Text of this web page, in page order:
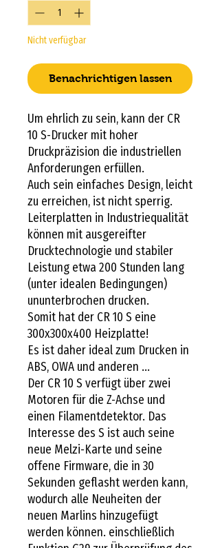
Nicht verfügbar
Benachrichtigen lassen
Um ehrlich zu sein, kann der CR
10 S-Drucker mit hoher
Druckpräzision die industriellen
Anforderungen erfüllen.
Auch sein einfaches Design, leicht
zu erreichen, ist nicht sperrig.
Leiterplatten in Industriequalität
können mit ausgereifter
Drucktechnologie und stabiler
Leistung etwa 200 Stunden lang
(unter idealen Bedingungen)
ununterbrochen drucken.
Somit hat der CR 10 S eine
300x300x400 Heizplatte!
Es ist daher ideal zum Drucken in
ABS, OWA und anderen ...
Der CR 10 S verfügt über zwei
Motoren für die Z-Achse und
einen Filamentdetektor. Das
Interesse des S ist auch seine
neue Melzi-Karte und seine
offene Firmware, die in 30
Sekunden geflasht werden kann,
wodurch alle Neuheiten der
neuen Marlins hinzugefügt
werden können. einschließlich